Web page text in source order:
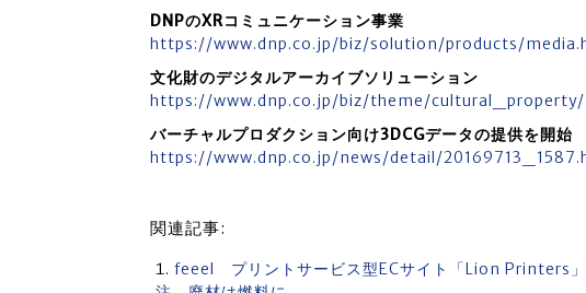
DNPのXRコミュニケーション事業
https://www.dnp.co.jp/biz/solution/products/
文化財のデジタルアーカイブソリューション
https://www.dnp.co.jp/biz/theme/cultural_property/
バーチャルプロダクション向け3DCGデータの提供を開始
https://www.dnp.co.jp/news/detail/
関連記事:
feeel プリントサービス型ECサイト「Lion Printers